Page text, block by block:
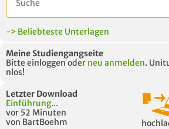
-> Beliebteste Unterlagen
Meine Studiengangseite
Bitte einloggen oder neu anmelden.
nlos!
Letzter Download
Einführung...
vor 52 Minuten
von BartBoehm